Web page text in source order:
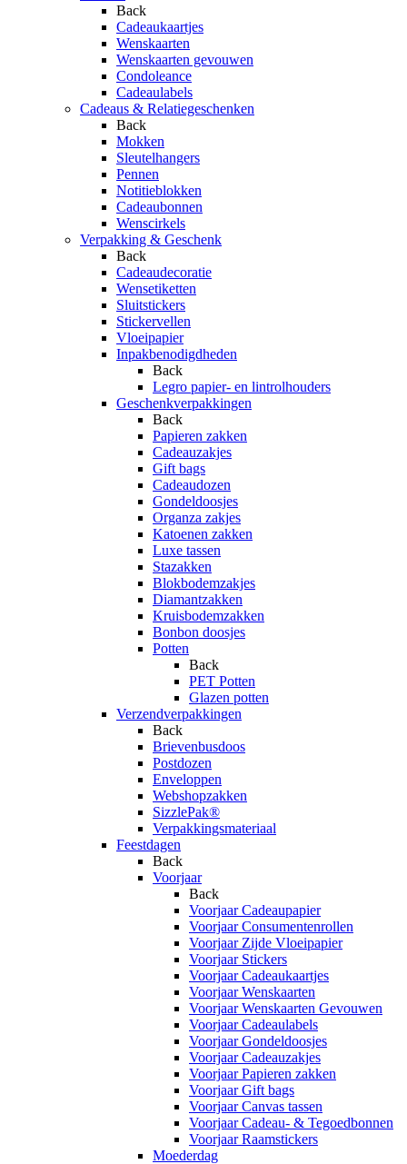
Back
Cadeaukaartjes
Wenskaarten
Wenskaarten gevouwen
Condoleance
Cadeaulabels
Cadeaus & Relatiegeschenken
Back
Mokken
Sleutelhangers
Pennen
Notitieblokken
Cadeaubonnen
Wenscirkels
Verpakking & Geschenk
Back
Cadeaudecoratie
Wensetiketten
Sluitstickers
Stickervellen
Vloeipapier
Inpakbenodigdheden
Back
Legro papier- en lintrolhouders
Geschenkverpakkingen
Back
Papieren zakken
Cadeauzakjes
Gift bags
Cadeaudozen
Gondeldoosjes
Organza zakjes
Katoenen zakken
Luxe tassen
Stazakken
Blokbodemzakjes
Diamantzakken
Kruisbodemzakken
Bonbon doosjes
Potten
Back
PET Potten
Glazen potten
Verzendverpakkingen
Back
Brievenbusdoos
Postdozen
Enveloppen
Webshopzakken
SizzlePak®
Verpakkingsmateriaal
Feestdagen
Back
Voorjaar
Back
Voorjaar Cadeaupapier
Voorjaar Consumentenrollen
Voorjaar Zijde Vloeipapier
Voorjaar Stickers
Voorjaar Cadeaukaartjes
Voorjaar Wenskaarten
Voorjaar Wenskaarten Gevouwen
Voorjaar Cadeaulabels
Voorjaar Gondeldoosjes
Voorjaar Cadeauzakjes
Voorjaar Papieren zakken
Voorjaar Gift bags
Voorjaar Canvas tassen
Voorjaar Cadeau- & Tegoedbonnen
Voorjaar Raamstickers
Moederdag